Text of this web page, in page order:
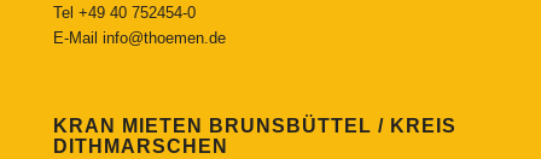
Tel +49 40 752454-0
E-Mail info@thoemen.de
KRAN MIETEN BRUNSBÜTTEL / KREIS
DITHMARSCHEN